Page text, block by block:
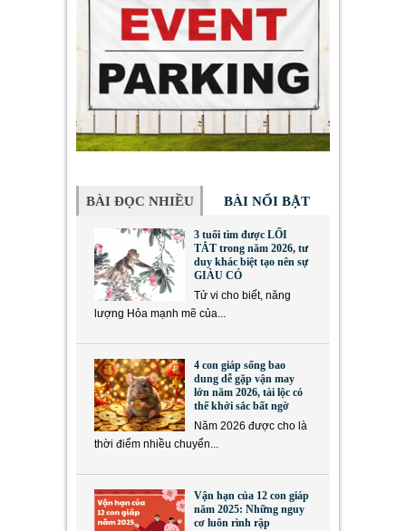
BÀI ĐỌC NHIỀU BÀI NỔI BẬT
3 tuổi tìm được LỐI
TẮT trong năm 2026, tư
duy khác biệt tạo nên sự
GIÀU CÓ
Tử vi cho biết, năng
lượng Hỏa mạnh mẽ của...
4 con giáp sống bao
dung dễ gặp vận may
lớn năm 2026, tài lộc có
thể khởi sắc bất ngờ
Năm 2026 được cho là
thời điểm nhiều chuyển...
Vận hạn của 12 con giáp
năm 2025: Những nguy
cơ luôn rình rập